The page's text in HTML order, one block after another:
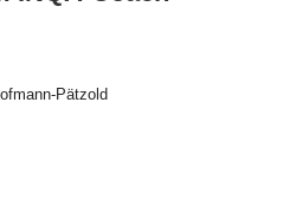
Pätzold